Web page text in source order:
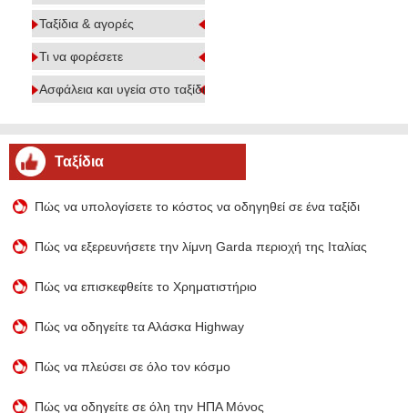
Ταξίδια & αγορές
Τι να φορέσετε
Ασφάλεια και υγεία στο ταξίδι
Ταξίδια
Πώς να υπολογίσετε το κόστος να οδηγηθεί σε ένα ταξίδι
Πώς να εξερευνήσετε την λίμνη Garda περιοχή της Ιταλίας
Πώς να επισκεφθείτε το Χρηματιστήριο
Πώς να οδηγείτε τα Αλάσκα Highway
Πώς να πλεύσει σε όλο τον κόσμο
Πώς να οδηγείτε σε όλη την ΗΠΑ Μόνος